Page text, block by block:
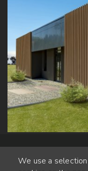
We use a